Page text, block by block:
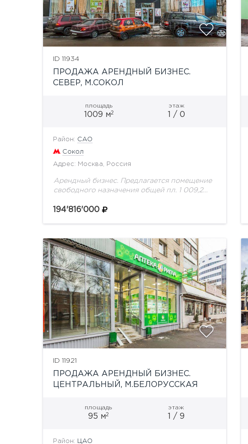
ID 11934
ПРОДАЖА АРЕНДНЫЙ БИЗНЕС.
СЕВЕР, М.СОКОЛ
площадь
1009 м2
этаж
1 / 0
Район: САО
Сокол
Адрес: Москва, Россия
Арендный бизнес. Предлагается помещение
свободного назначения общей пл. 1 009,2
первый этаж пл. 199,2 кв.м и подвал пл. 810
194'816'000
ID 11921
ПРОДАЖА АРЕНДНЫЙ БИЗНЕС.
ЦЕНТРАЛЬНЫЙ, М.БЕЛОРУССКАЯ
площадь
95 м2
этаж
1 / 9
Район: ЦАО